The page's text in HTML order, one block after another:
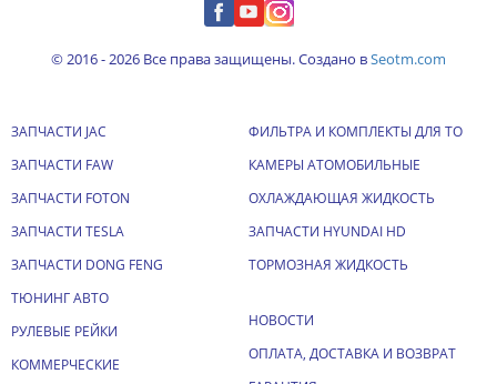
© 2016 - 2026 Все права защищены. Создано вSeotm.com
ЗАПЧАСТИ JAC
ЗАПЧАСТИ FAW
ЗАПЧАСТИ FOTON
ЗАПЧАСТИ TESLA
ЗАПЧАСТИ DONG FENG
ТЮНИНГ АВТО
РУЛЕВЫЕ РЕЙКИ
КОММЕРЧЕСКИЕ
ФИЛЬТРА И КОМПЛЕКТЫ ДЛЯ ТО
КАМЕРЫ АТОМОБИЛЬНЫЕ
ОХЛАЖДАЮЩАЯ ЖИДКОСТЬ
ЗАПЧАСТИ HYUNDAI HD
ТОРМОЗНАЯ ЖИДКОСТЬ
НОВОСТИ
ОПЛАТА, ДОСТАВКА И ВОЗВРАТ